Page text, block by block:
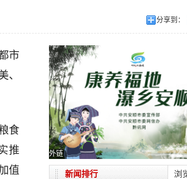
分享到：
市
、
食
推
值
外链
浏
新闻排行